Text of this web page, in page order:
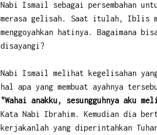
Nabi Ismail sebagai persembahan
merasa gelisah. Saat itulah, Iblis
menggoyahkan hatinya. Bagaimana
disayangi?
Nabi Ismail melihat kegelisahan
hal apa yang membuat ayahnya
"Wahai anakku, sesungguhnya aku
Kata Nabi Ibrahim. Kemudian dia
kerjakanlah yang diperintahkan